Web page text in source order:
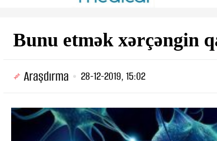
Bunu etmək xərçəngin
Araşdırma 28-12-2019, 15:02